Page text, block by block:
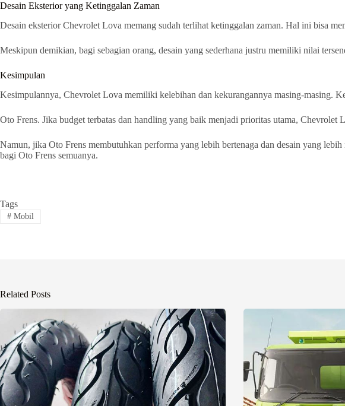
Desain Eksterior yang Ketinggalan Zaman
Desain eksterior Chevrolet Lova memang sudah terlihat ketinggalan zaman. Hal ini bisa
Meskipun demikian, bagi sebagian orang, desain yang sederhana justru memiliki nilai
Kesimpulan
Kesimpulannya, Chevrolet Lova memiliki kelebihan dan kekurangannya masing-masing.
Oto Frens. Jika budget terbatas dan handling yang baik menjadi prioritas utama, Chevrolet
Namun, jika Oto Frens membutuhkan performa yang lebih bertenaga dan desain yang
bagi Oto Frens semuanya.
Tags
#Mobil
Related Posts